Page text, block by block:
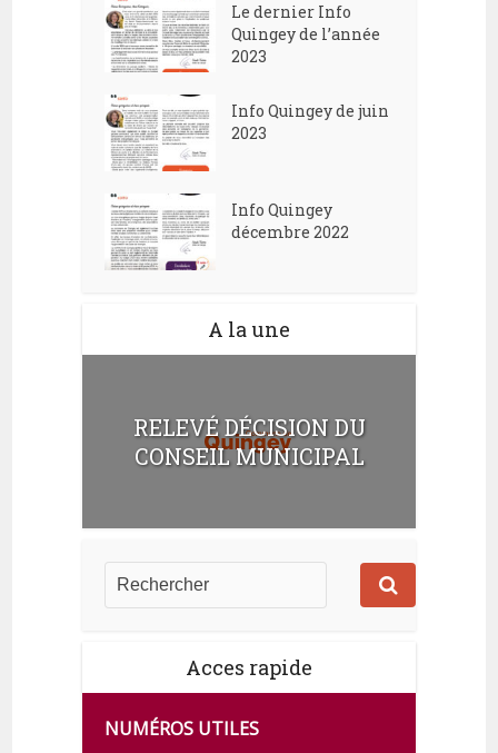
Le dernier Info
Quingey de l’année
2023
Info Quingey de juin
2023
Info Quingey
décembre 2022
A la une
RELEVÉ DÉCISION DU
CONSEIL MUNICIPAL
Acces rapide
NUMÉROS UTILES